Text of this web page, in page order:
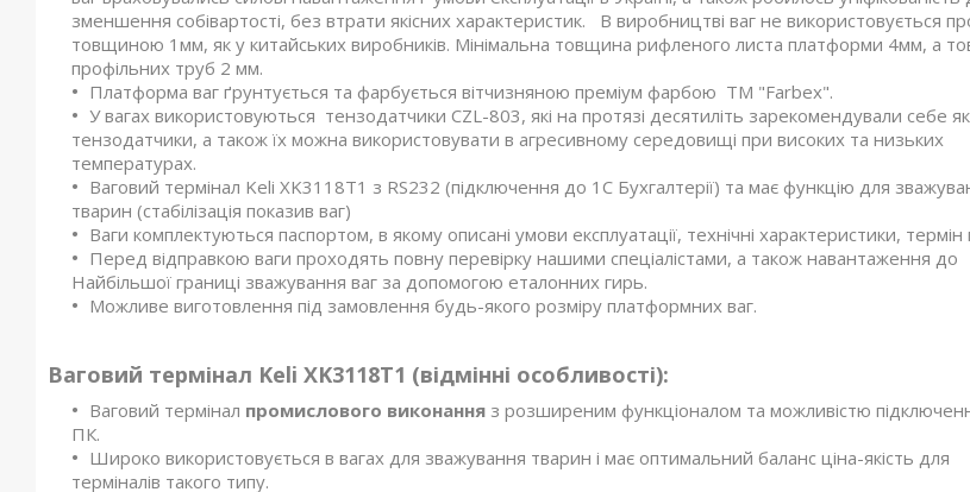
зменшення собівартості, без втрати якісних характеристик. В виробництві ваг не використовується
товщиною 1мм, як у китайських виробників. Мінімальна товщина рифленого листа платформи 4мм, а
профільних труб 2 мм.
Платформа ваг ґрунтується та фарбується вітчизняною преміум фарбою ТМ "Farbex".
У вагах використовуються тензодатчики CZL-803, які на протязі десятиліть зарекомендували себе як
тензодатчики, а також їх можна використовувати в агресивному середовищі при високих та низьких
температурах.
Ваговий термінал Keli XK3118T1 з RS232 (підключення до 1С Бухгалтерії) та має функцію для
тварин (стабілізація показив ваг)
Ваги комплектуються паспортом, в якому описані умови експлуатації, технічні характеристики, термін
Перед відправкою ваги проходять повну перевірку нашими спеціалістами, а також навантаження до
Найбільшої границі зважування ваг за допомогою еталонних гирь.
Можливе виготовлення під замовлення будь-якого розміру платформних ваг.
Ваговий термінал Keli XK3118T1 (відмінні особливості):
Ваговий термінал промислового виконання з розширеним функціоналом та можливістю
ПК.
Широко використовується в вагах для зважування тварин і має оптимальний баланс ціна-якість для
терміналів такого типу.